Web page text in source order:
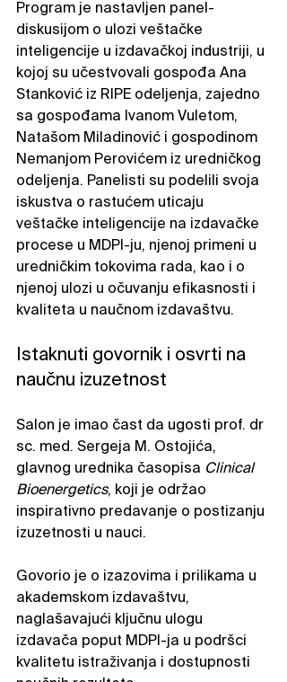
Program je nastavljen panel-
diskusijom o ulozi veštačke
inteligencije u izdavačkoj industriji, u
kojoj su učestvovali gospođa Ana
Stanković iz RIPE odeljenja, zajedno
sa gospođama Ivanom Vuletom,
Natašom Miladinović i gospodinom
Nemanjom Perovićem iz uredničkog
odeljenja. Panelisti su podelili svoja
iskustva o rastućem uticaju
veštačke inteligencije na izdavačke
procese u MDPI-ju, njenoj primeni u
uredničkim tokovima rada, kao i o
njenoj ulozi u očuvanju efikasnosti i
kvaliteta u naučnom izdavaštvu.
Istaknuti govornik i osvrti na
naučnu izuzetnost
Salon je imao čast da ugosti prof. dr
sc. med. Sergeja M. Ostojića,
glavnog urednika časopisa Clinical
Bioenergetics, koji je održao
inspirativno predavanje o postizanju
izuzetnosti u nauci.
Govorio je o izazovima i prilikama u
akademskom izdavaštvu,
naglašavajući ključnu ulogu
izdavača poput MDPI-ja u podršci
kvalitetu istraživanja i dostupnosti